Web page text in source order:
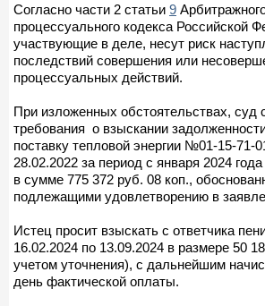
Согласно части 2 статьи 9
процессуального кодекса Российской
участвующие в деле, несут риск
последствий совершения или
процессуальных действий.
При изложенных обстоятельствах, суд
требования о взыскании
поставку тепловой энергии №01-15-71-
28.02.2022 за период с января 2024
в сумме 775 372 руб. 08 коп.,
подлежащими удовлетворению в
Истец просит взыскать с ответчика
16.02.2024 по 13.09.2024 в размере 50
учетом уточнения), с дальнейшим
день фактической оплаты.